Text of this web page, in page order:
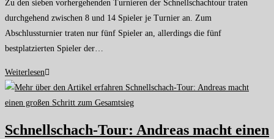
Zu den sieben vorhergehenden Turnieren der Schnellschachtour traten
durchgehend zwischen 8 und 14 Spieler je Turnier an. Zum
Abschlussturnier traten nur fünf Spieler an, allerdings die fünf
bestplatzierten Spieler der…
Weiterlesen
Schnellschach-Tour: Andreas macht einen